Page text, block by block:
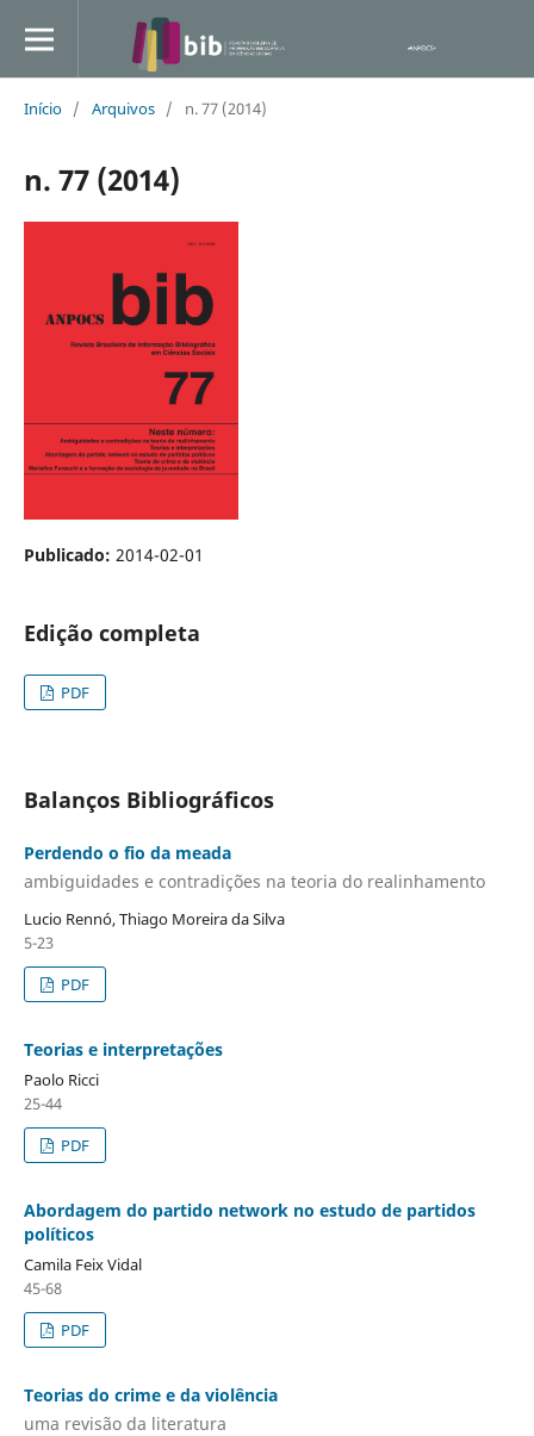
Início / Arquivos / n. 77 (2014)
n. 77 (2014)
Publicado: 2014-02-01
Edição completa
PDF
Balanços Bibliográficos
Perdendo o fio da meada
ambiguidades e contradições na teoria do realinhamento
Lucio Rennó, Thiago Moreira da Silva
5-23
PDF
Teorias e interpretações
Paolo Ricci
25-44
PDF
Abordagem do partido network no estudo de partidos
políticos
Camila Feix Vidal
45-68
PDF
Teorias do crime e da violência
uma revisão da literatura